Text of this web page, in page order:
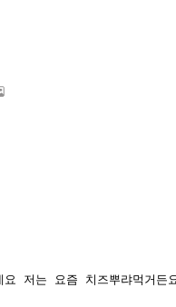
요 저는 요즘 치즈뿌랴먹거든